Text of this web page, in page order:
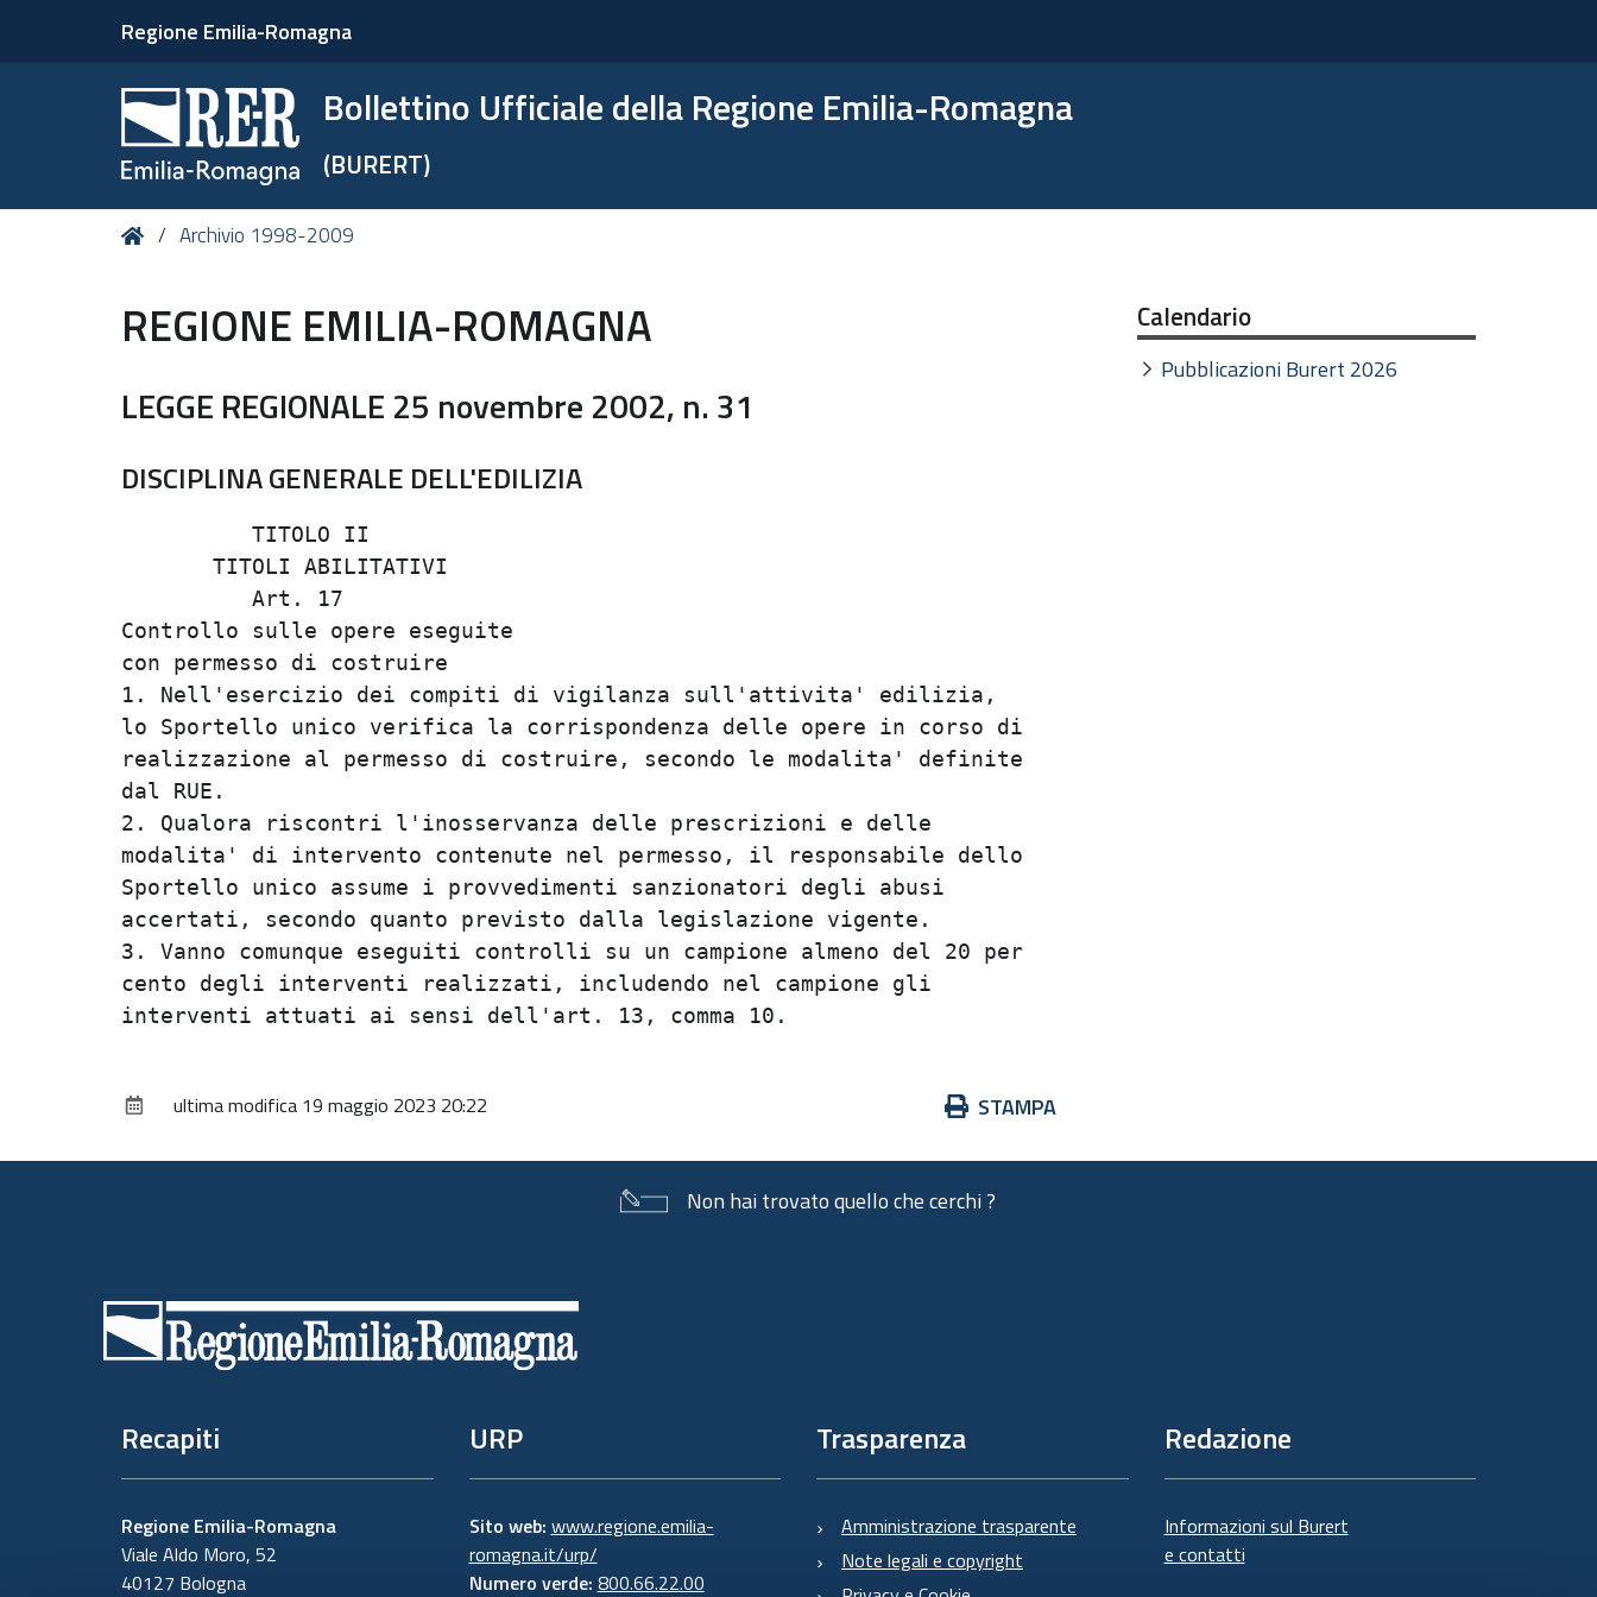
Regione Emilia-Romagna
Bollettino Ufficiale della Regione Emilia-Romagna
(BURERT)
Tu HomeArchivio 1998-2009
REGIONE EMILIA-ROMAGNA
LEGGE REGIONALE 25 novembre 2002, n. 31
DISCIPLINA GENERALE DELL'EDILIZIA
          TITOLO II
       TITOLI ABILITATIVI
          Art. 17
Controllo sulle opere eseguite
con permesso di costruire
1. Nell'esercizio dei compiti di vigilanza sull'attivita' edilizia,
lo Sportello unico verifica la corrispondenza delle opere in corso di
realizzazione al permesso di costruire, secondo le modalita' definite
dal RUE.
2. Qualora riscontri l'inosservanza delle prescrizioni e delle
modalita' di intervento contenute nel permesso, il responsabile dello
Sportello unico assume i provvedimenti sanzionatori degli abusi
accertati, secondo quanto previsto dalla legislazione vigente.
3. Vanno comunque eseguiti controlli su un campione almeno del 20 per
cento degli interventi realizzati, includendo nel campione gli
Azioni
documento
STAMPA
ultima modifica 19 maggio 2023 20:22
Calendario
Pubblicazioni Burert 2026
Non hai trovato quello che cerchi ?
Recapiti
Regione Emilia-Romagna
Viale Aldo Moro, 52
40127 Bologna
URP
Sito web: www.regione.emilia-
romagna.it/urp/
Numero verde: 800.66.22.00
Trasparenza
Amministrazione trasparente
Note legali e copyright
Redazione
Informazioni sul Burert
e contatti